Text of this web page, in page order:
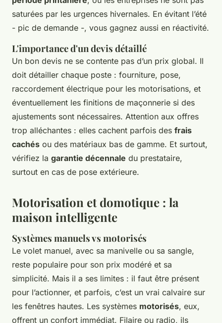
saturées par les urgences hivernales. En évitant l’été
- pic de demande -, vous gagnez aussi en réactivité.
L'importance d'un devis détaillé
Un bon devis ne se contente pas d’un prix global. Il
doit détailler chaque poste : fourniture, pose,
raccordement électrique pour les motorisations, et
éventuellement les finitions de maçonnerie si des
ajustements sont nécessaires. Attention aux offres
trop alléchantes : elles cachent parfois des frais
cachés ou des matériaux bas de gamme. Et surtout,
vérifiez la garantie décennale du prestataire,
surtout en cas de pose extérieure.
Motorisation et domotique : la
maison intelligente
Systèmes manuels vs motorisés
Le volet manuel, avec sa manivelle ou sa sangle,
reste populaire pour son prix modéré et sa
simplicité. Mais il a ses limites : il faut être présent
pour l’actionner, et parfois, c’est un vrai calvaire sur
les fenêtres hautes. Les systèmes motorisés, eux,
offrent un confort immédiat. Filaire ou radio, ils